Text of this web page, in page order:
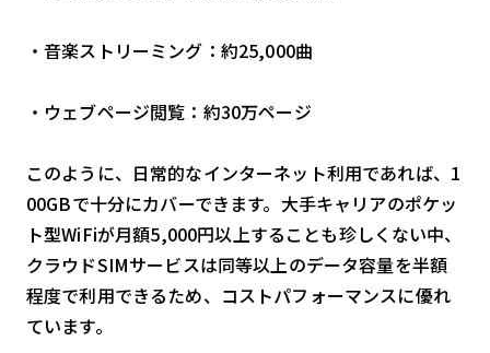
・音楽ストリーミング：約25,000曲
・ウェブページ閲覧：約30万ページ
このように、日常的なインターネット利用であれば、1
00GBで十分にカバーできます。大手キャリアのポケッ
ト型WiFiが月額5,000円以上することも珍しくない中、
クラウドSIMサービスは同等以上のデータ容量を半額
程度で利用できるため、コストパフォーマンスに優れ
ています。